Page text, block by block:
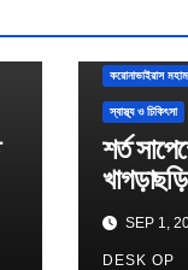
করোনাভাইরাস
স্বাস্থ্য ও চিকিৎসা
শর্ত
SEP 1,
DESK OP